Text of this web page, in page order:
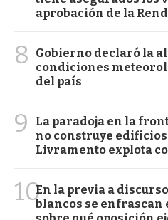
aprobación de la
8
Gobierno declaró la
condiciones
del país
9
La paradoja en la
no construye edificios
Livramento explota
10En la previa a
blancos se